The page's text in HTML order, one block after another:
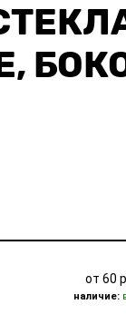
от 60
наличие: